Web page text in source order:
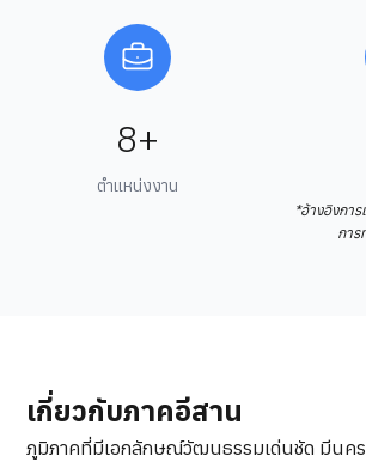
8+
ตำแหน่งงาน
*อ้างอิงกา
การ
เกี่ยวกับภาคอีสาน
ภูมิภาคที่มีเอกลักษณ์วัฒนธรรมเด่นชัด มีนค